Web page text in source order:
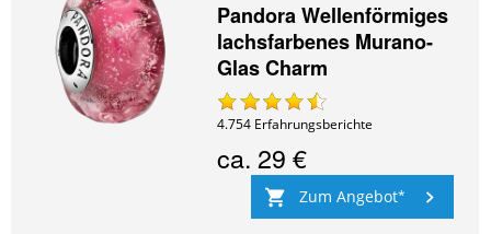
Pandora Wellenförmiges
lachsfarbenes Murano-
Glas Charm
4.754 Erfahrungsberichte
ca.29 €
Zum Angebot